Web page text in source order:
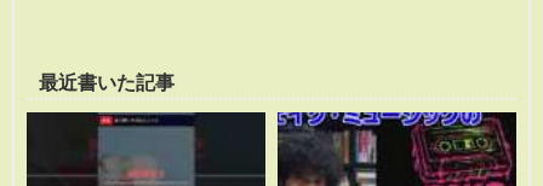
最近書いた記事